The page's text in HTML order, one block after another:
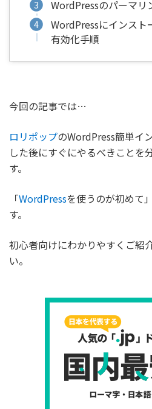
WordPressのパーマリ
WordPressにインスト
有効化手順
今回の記事では…
ロリポップ のWordPress簡単イ
した後にすぐにやるべきことを
す。
「 WordPressを使うのが初めて
す。
初心者向けにわかりやすくご紹
い。